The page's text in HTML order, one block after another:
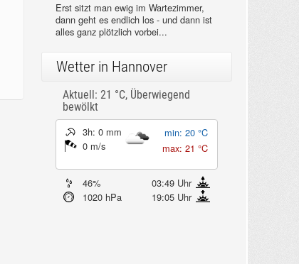
Erst sitzt man ewig im Wartezimmer,
dann geht es endlich los - und dann ist
alles ganz plötzlich vorbei...
Wetter in Hannover
Aktuell: 21 °C, Überwiegend
bewölkt
3h: 0 mm
0 m/s
min: 20 °C
max: 21 °C
46%
03:49 Uhr
1020 hPa
19:05 Uhr